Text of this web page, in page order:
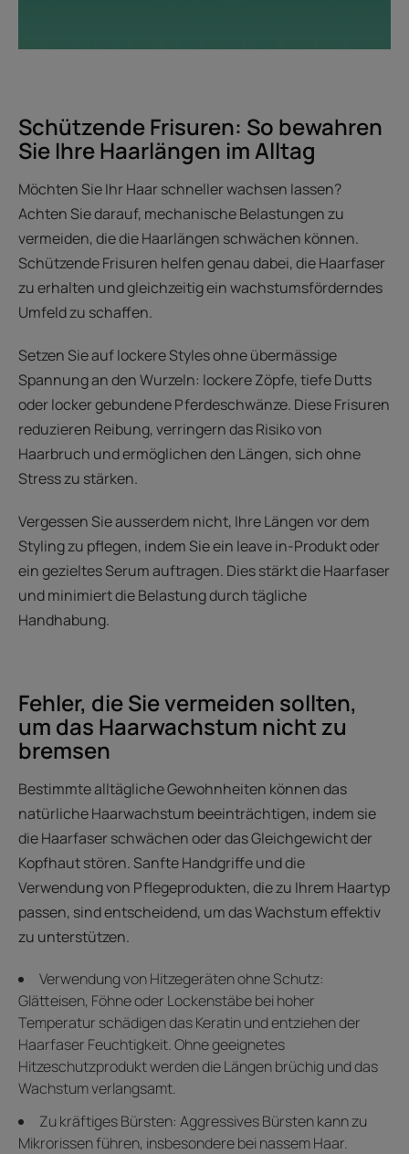
Schützende Frisuren: So bewahren
Sie Ihre Haarlängen im Alltag
Möchten Sie Ihr Haar schneller wachsen lassen?
Achten Sie darauf, mechanische Belastungen zu
vermeiden, die die Haarlängen schwächen können.
Schützende Frisuren helfen genau dabei, die Haarfaser
zu erhalten und gleichzeitig ein wachstumsförderndes
Umfeld zu schaffen.
Setzen Sie auf lockere Styles ohne übermässige
Spannung an den Wurzeln: lockere Zöpfe, tiefe Dutts
oder locker gebundene Pferdeschwänze. Diese Frisuren
reduzieren Reibung, verringern das Risiko von
Haarbruch und ermöglichen den Längen, sich ohne
Stress zu stärken.
Vergessen Sie ausserdem nicht, Ihre Längen vor dem
Styling zu pflegen, indem Sie ein leave in-Produkt oder
ein gezieltes Serum auftragen. Dies stärkt die Haarfaser
und minimiert die Belastung durch tägliche
Handhabung.
Fehler, die Sie vermeiden sollten,
um das Haarwachstum nicht zu
bremsen
Bestimmte alltägliche Gewohnheiten können das
natürliche Haarwachstum beeinträchtigen, indem sie
die Haarfaser schwächen oder das Gleichgewicht der
Kopfhaut stören. Sanfte Handgriffe und die
Verwendung von Pflegeprodukten, die zu Ihrem Haartyp
passen, sind entscheidend, um das Wachstum effektiv
zu unterstützen.
Verwendung von Hitzegeräten ohne Schutz:
Glätteisen, Föhne oder Lockenstäbe bei hoher
Temperatur schädigen das Keratin und entziehen der
Haarfaser Feuchtigkeit. Ohne geeignetes
Hitzeschutzprodukt werden die Längen brüchig und das
Wachstum verlangsamt.
Zu kräftiges Bürsten: Aggressives Bürsten kann zu
Mikrorissen führen, insbesondere bei nassem Haar.